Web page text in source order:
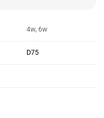
4w, 6w
D75